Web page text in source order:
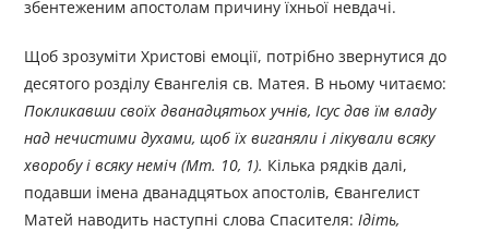
збентеженим апостолам причину їхньої невдачі.
Щоб зрозуміти Христові емоції, потрібно звернутися до
десятого розділу Євангелія св. Матея. В ньому читаємо:
Покликавши своїх дванадцятьох учнів, Ісус дав їм владу
над нечистими духами, щоб їх виганяли і лікували всяку
хворобу і всяку неміч (Мт. 10, 1). Кілька рядків далі,
подавши імена дванадцятьох апостолів, Євангелист
Матей наводить наступні слова Спасителя:Ідіть,